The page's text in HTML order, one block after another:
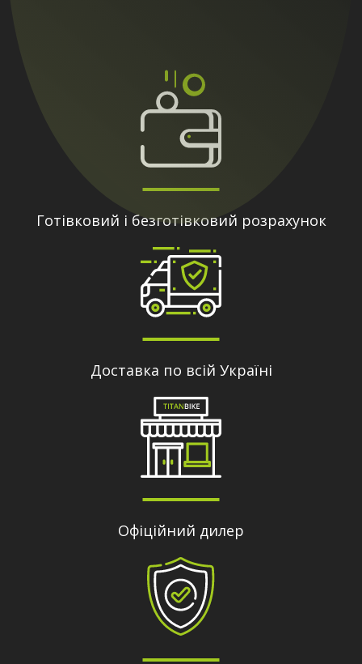
Готівковий і безготівковий розрахунок
Доставка по всій Україні
Офіційний дилер